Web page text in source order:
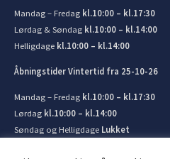
Mandag – Fredag kl.10:00 – kl.17:30
Lørdag & Søndag kl.10:00 – kl.14:00
Helligdage kl.10:00 – kl.14:00
Åbningstider Vintertid fra 25-10-26
Mandag – Fredag kl.10:00 – kl.17:30
Lørdag kl.10:00 – kl.14:00
Søndag og Helligdage Lukket